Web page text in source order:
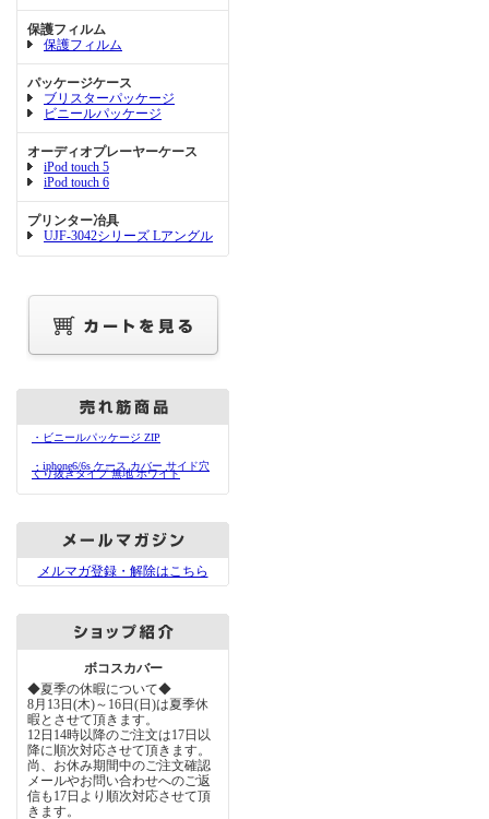
保護フィルム
保護フィルム
パッケージケース
ブリスターパッケージ
ビニールパッケージ
オーディオプレーヤーケース
iPod touch 5
iPod touch 6
プリンター冶具
UJF-3042シリーズ Lアングル
・ビニールパッケージ ZIP
・iphone6/6s ケース カバー サイド穴
くり抜きタイプ 無地 ホワイト
メルマガ登録・解除はこちら
ボコスカバー
◆夏季の休暇について◆
8月13日(木)～16日(日)は夏季休
暇とさせて頂きます。
12日14時以降のご注文は17日以
降に順次対応させて頂きます。
尚、お休み期間中のご注文確認
メールやお問い合わせへのご返
信も17日より順次対応させて頂
きます。